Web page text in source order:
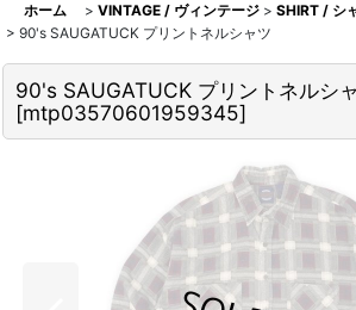
ホーム > VINTAGE / ヴィンテージ > SHIRT / シ
> 90's SAUGATUCK プリントネルシャツ
90's SAUGATUCK プリントネルシ
[mtp03570601959345]